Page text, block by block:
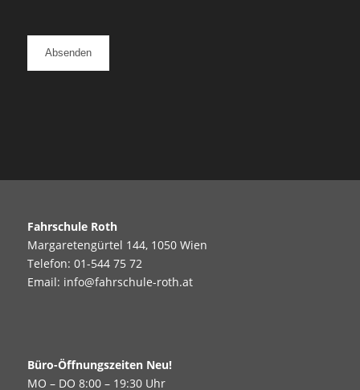
Fahrschule Roth
Margaretengürtel 144, 1050 Wien
Telefon: 01-544 75 72
Email: info@fahrschule-roth.at
Büro-Öffnungszeiten Neu!
MO – DO 8:00 – 19:30 Uhr